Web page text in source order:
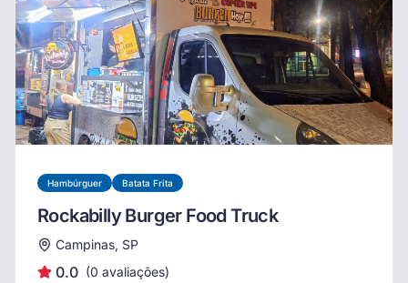
Hambúrguer Batata Frita
Rockabilly Burger Food Truck
Campinas, SP
0.0 (0 avaliações)